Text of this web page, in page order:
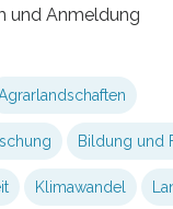
und Anmeldung
Bildung und
Klimawandel